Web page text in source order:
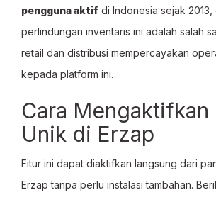
pengguna aktif di Indonesia sejak 2013,
perlindungan inventaris ini adalah salah
retail dan distribusi mempercayakan
kepada platform ini.
Cara Mengaktifkan
Unik di Erzap
Fitur ini dapat diaktifkan langsung dari
Erzap tanpa perlu instalasi tambahan.